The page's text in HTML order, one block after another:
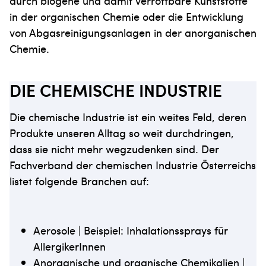
in der organischen Chemie oder die Entwicklung
von Abgasreinigungsanlagen in der anorganischen
Chemie.
DIE CHEMISCHE INDUSTRIE
Die chemische Industrie ist ein weites Feld, deren
Produkte unseren Alltag so weit durchdringen,
dass sie nicht mehr wegzudenken sind. Der
Fachverband der chemischen Industrie Österreichs
listet folgende Branchen auf:
Aerosole | Beispiel: Inhalationssprays für
AllergikerInnen
Anorganische und organische Chemikalien |